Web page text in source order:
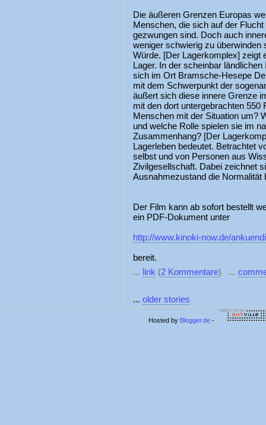
Die äußeren Grenzen Europas
Menschen, die sich auf der
gezwungen sind. Doch auch
weniger schwierig zu überwinden
Würde. [Der Lagerkomplex] zeigt
Lager. In der scheinbar
sich im Ort Bramsche-Hesepe
mit dem Schwerpunkt der
äußert sich diese innere Grenze
mit den dort untergebrachten 550
Menschen mit der Situation um?
und welche Rolle spielen sie im
Zusammenhang? [Der
Lagerleben bedeutet. Betrachtet
selbst und von Personen aus
Zivilgesellschaft. Dabei zeichnet
Ausnahmezustand die Normalität
Der Film kann ab sofort bestellt
ein PDF-Dokument unter
http://www.kinoki-now.de/
bereit.
... link (2 Kommentare) ...
... older stories
Hosted by Blogger.de -